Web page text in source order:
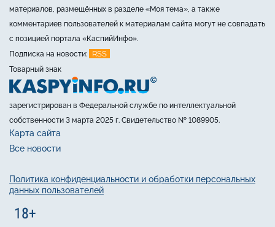
материалов, размещённых в разделе «Моя тема», а также
комментариев пользователей к материалам сайта могут не совпадать
с позицией портала «КаспийИнфо».
Подписка на новости:
RSS
Товарный знак
зарегистрирован в Федеральной службе по интеллектуальной
собственности 3 марта 2025 г. Свидетельство № 1089905.
Карта сайта
Все новости
Политика конфиденциальности и обработки персональных
данных пользователей